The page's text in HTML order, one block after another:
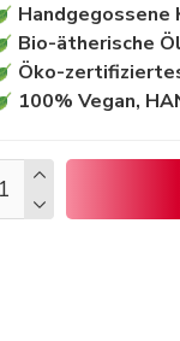
Bio-ätherische
Öko-
100% Vegan,